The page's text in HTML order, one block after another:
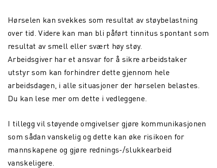
Hørselen kan svekkes som resultat av støybelastning
over tid. Videre kan man bli påført tinnitus spontant som
resultat av smell eller svært høy støy.
Arbeidsgiver har et ansvar for å sikre arbeidstaker
utstyr som kan forhindrer dette gjennom hele
arbeidsdagen, i alle situasjoner der hørselen belastes.
Du kan lese mer om dette i vedleggene.
I tillegg vil støyende omgivelser gjøre kommunikasjonen
som sådan vanskelig og dette kan øke risikoen for
mannskapene og gjøre rednings-/slukkearbeid
vanskeligere.